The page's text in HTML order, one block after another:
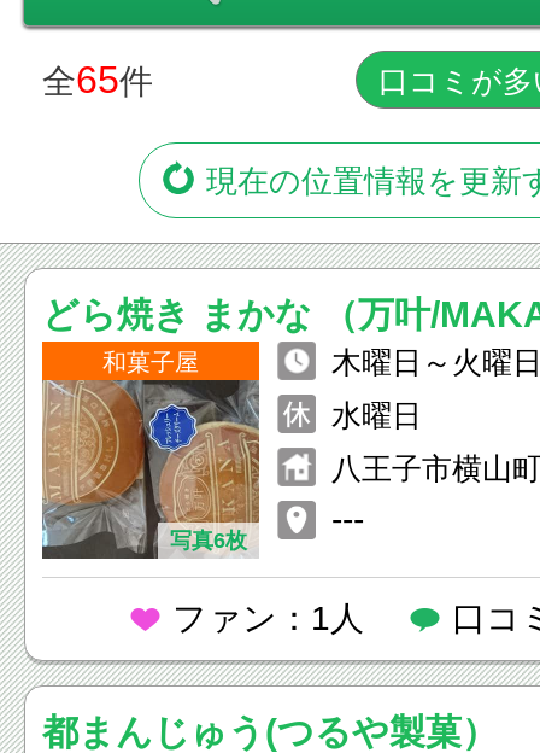
全65件
現在の位置情報を更新
どら焼き まかな （万叶/
和菓子屋
写真6枚
木曜日～火曜
9：00
水曜日
八王子市横山
---
ファン：1人 口コ
都まんじゅう(つるや製菓）